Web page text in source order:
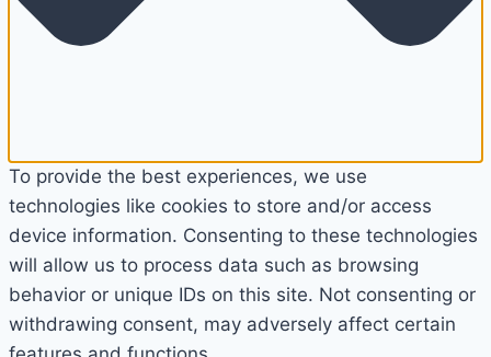
To provide the best experiences, we use
technologies like cookies to store and/or access
device information. Consenting to these technologies
will allow us to process data such as browsing
behavior or unique IDs on this site. Not consenting or
withdrawing consent, may adversely affect certain